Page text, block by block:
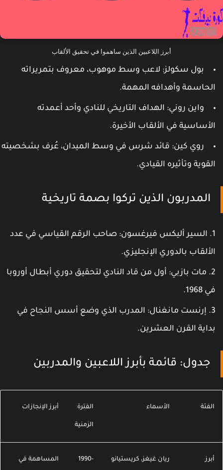
أبرز اللاعبين الذين ساهموا في تحقيق الألقاب
بول سكولز: لاعب وسط موهوب، معروف بتمريراته
وأهدافه المهمة.
واين روني: الهداف التاريخي للنادي وأحد أعمدته
في الألقاب الأخيرة.
روي كين: قائد شرس في وسط الميدان، عُرف بشخصيته
وتأثيره القيادي.
المدربون الذين تركوا بصمة تاريخية
السير أليكس فيرغسون: صاحب الرقم القياسي في عدد
بالدوري الإنجليزي.
مات بازبي: أول من قاد النادي لتحقيق دوري أبطال أوروبا
1968.
إرنست مانغنال: المدرب الذي وضع أسس النجاح في
القرن العشرين.
جدول: قائمة بأبرز اللاعبين والمدربين
الفئة الأسماء الفترة
الزمنية
أبرز الإنجازات
ريان غيغز، كريستيانو 1990- المساهمة في